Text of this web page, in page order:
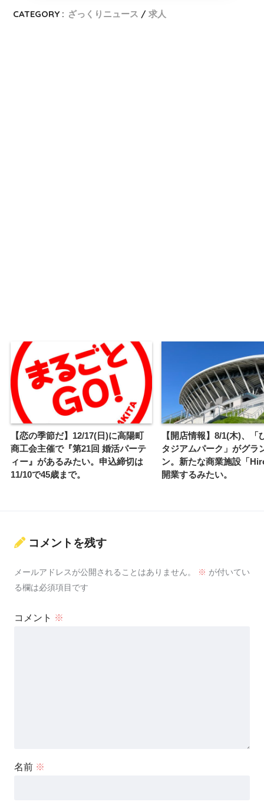
CATEGORY : ざっくりニュース 求人
【恋の季節だ】12/17(日)に高陽町
商工会主催で『第21回 婚活パーテ
ィー』があるみたい。申込締切は
11/10で45歳まで。
【開店情報】8/1(木)、「
タジアムパーク」がグラ
ン。新たな商業施設「
開業するみたい。
コメントを残す
メールアドレスが公開されることはありません。 ※ が付いてい
る欄は必須項目です
コメント ※
名前 ※